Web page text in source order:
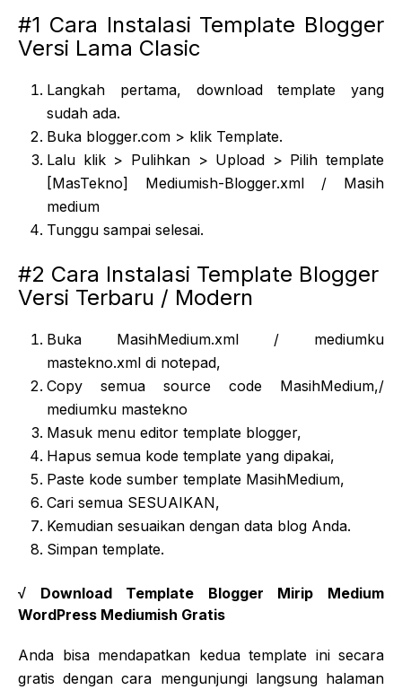
#1 Cara Instalasi Template Blogger
Versi Lama Clasic
Langkah pertama, download template yang
sudah ada.
Buka blogger.com > klik Template.
Lalu klik > Pulihkan > Upload > Pilih template
[MasTekno] Mediumish-Blogger.xml / Masih
medium
Tunggu sampai selesai.
#2 Cara Instalasi Template Blogger
Versi Terbaru / Modern
Buka MasihMedium.xml / mediumku
mastekno.xml di notepad,
Copy semua source code MasihMedium,/
mediumku mastekno
Masuk menu editor template blogger,
Hapus semua kode template yang dipakai,
Paste kode sumber template MasihMedium,
Cari semua SESUAIKAN,
Kemudian sesuaikan dengan data blog Anda.
Simpan template.
√ Download Template Blogger Mirip Medium
WordPress Mediumish Gratis
Anda bisa mendapatkan kedua template ini secara
gratis dengan cara mengunjungi langsung halaman